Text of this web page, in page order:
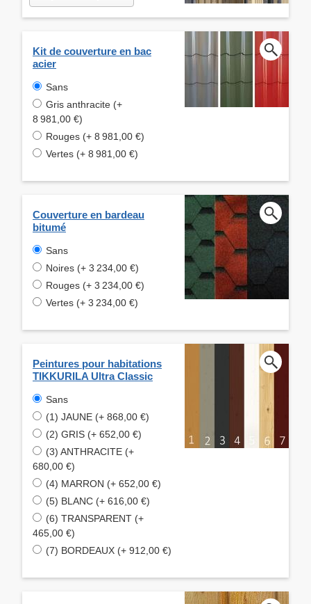
Kit de couverture en bac
acier
Sans
Gris anthracite (+
8 981,00 €)
Rouges (+ 8 981,00 €)
Vertes (+ 8 981,00 €)
Couverture en bardeau
bitumé
Sans
Noires (+ 3 234,00 €)
Rouges (+ 3 234,00 €)
Vertes (+ 3 234,00 €)
Peintures pour habitations
TIKKURILA Ultra Classic
Sans
(1) JAUNE (+ 868,00 €)
(2) GRIS (+ 652,00 €)
(3) ANTHRACITE (+
680,00 €)
(4) MARRON (+ 652,00 €)
(5) BLANC (+ 616,00 €)
(6) TRANSPARENT (+
465,00 €)
(7) BORDEAUX (+ 912,00 €)